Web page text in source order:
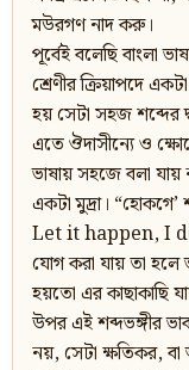
মউরগণ নাদ করু।
পূর্বেই বলেছি বাংলা
শ্রেণীর ক্রিয়াপদে
হয় সেটা সহজ শব্দের
এতে ঔদাসীন্যে ও
ভাষায় সহজে বলা
একটা মুদ্রা।
Let it happen, I
যোগ করা যায় তা হলে
হয়তো এর
উপর এই শব্দভঙ্গীর
নয়, সেটা ক্ষতিকর, বা